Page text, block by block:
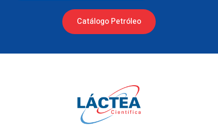
Catálogo Petróleo